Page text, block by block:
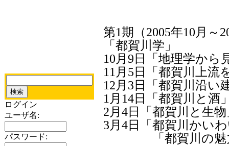
ログイン
ユーザ名:
パスワード:
第1期（2005年10月～
「都賀川学」
10月9日「地理学から
11月5日「都賀川上流
12月3日「都賀川沿い
1月14日「都賀川と酒
2月4日「都賀川と生
3月4日「都賀川かい
「都賀川の魅力